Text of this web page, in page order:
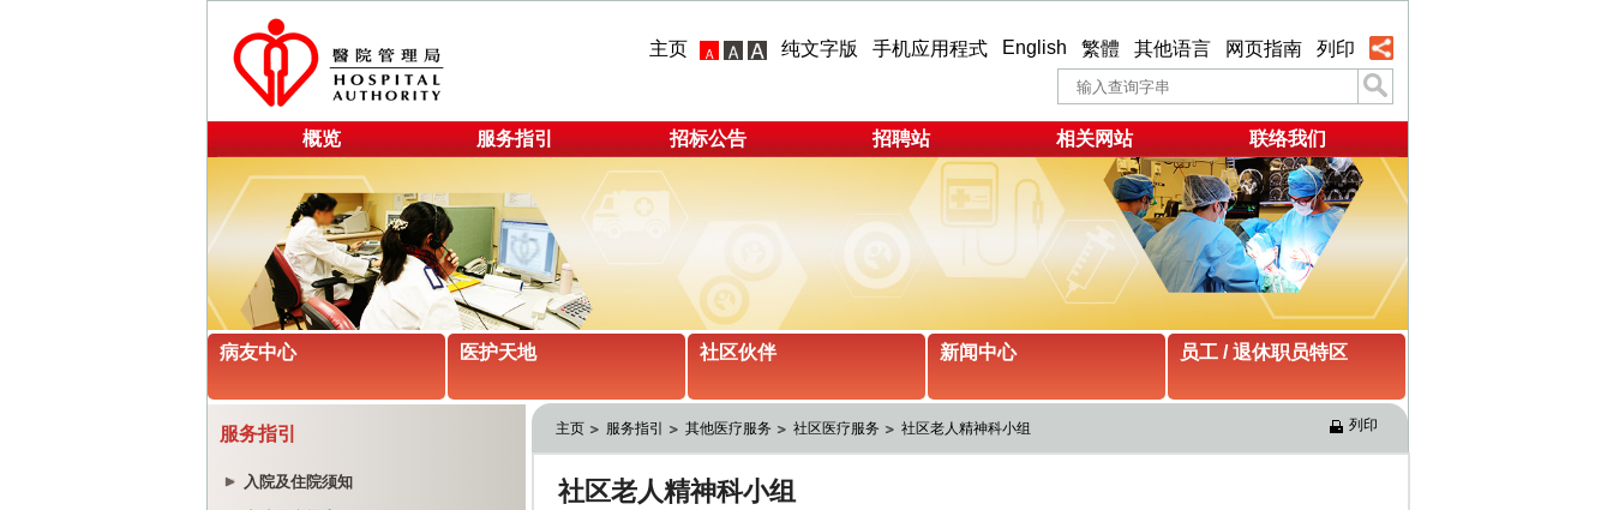
主页 纯文字版 手机应用程式 English 繁體 其他语言 网页指南 列印
概览 服务指引 招标公告 招聘站 相关网站 联络我们
病友中心 医护天地 社区伙伴 新闻中心 员工 / 退休职员特区
服务指引
入院及住院须知
主页 服务指引 其他医疗服务 社区医疗服务 社区老人精神科小组 列印